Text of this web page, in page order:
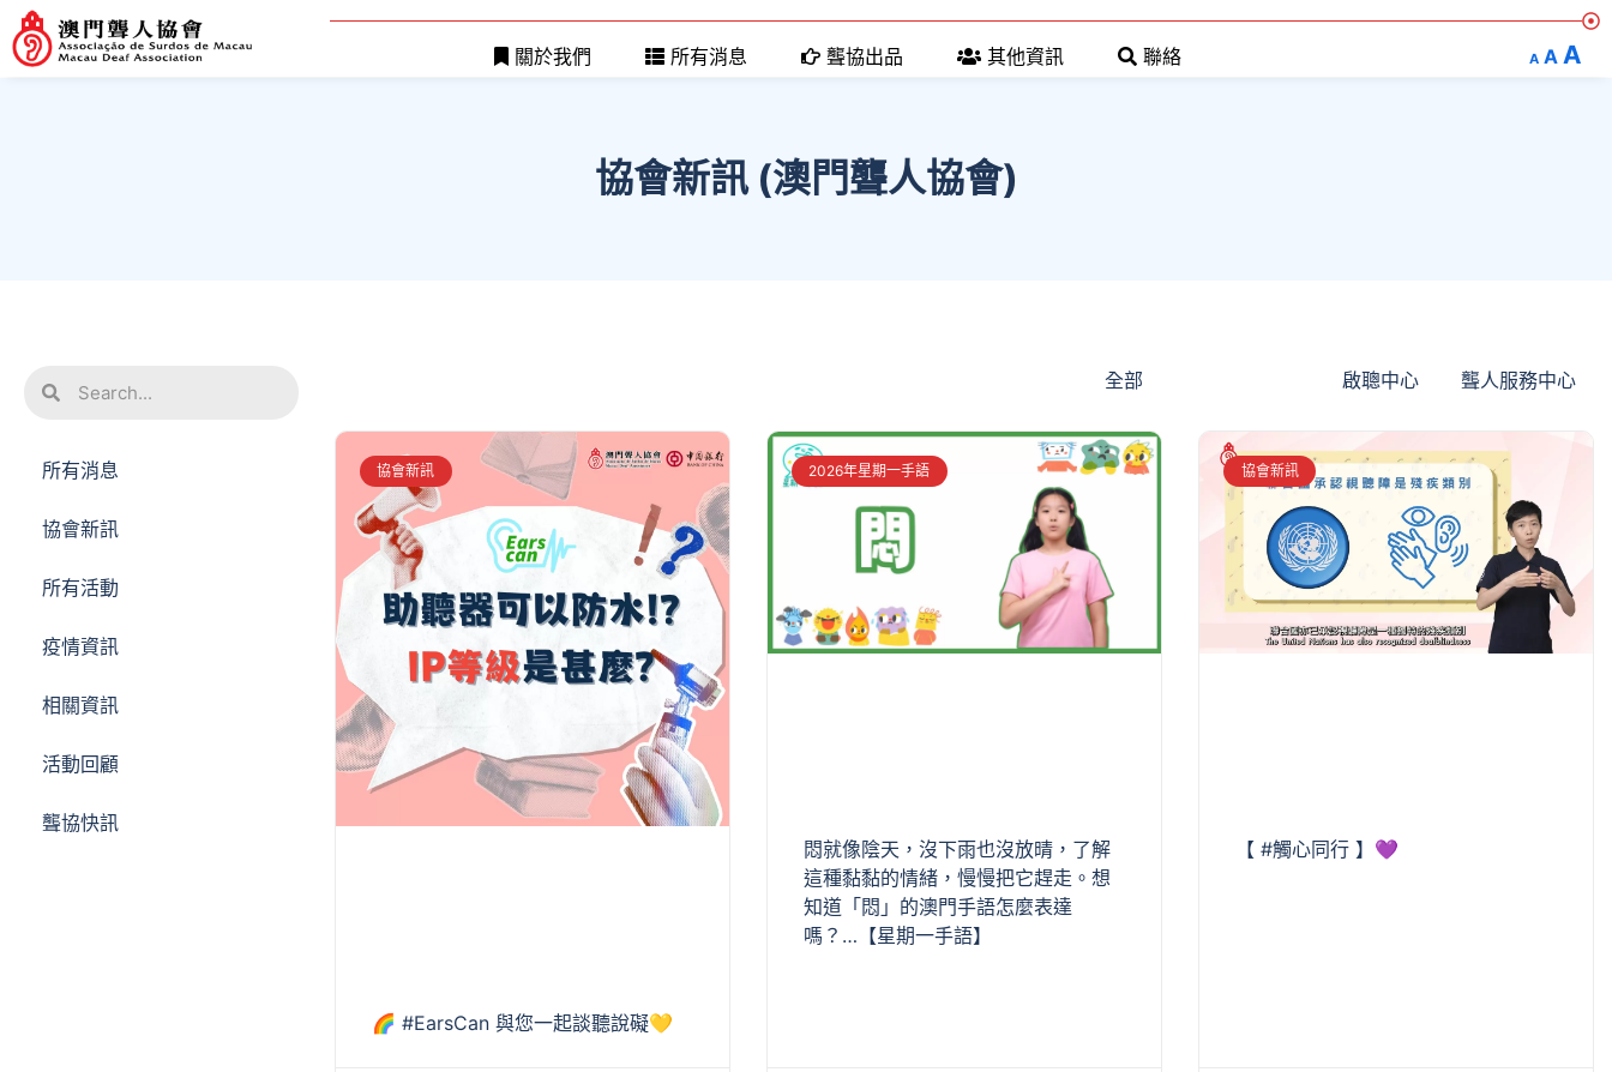
關於我們 所有消息 聾協出品 其他資訊 聯絡 A A A
協會新訊 (澳門聾人協會)
所有消息
協會新訊
所有活動
疫情資訊
相關資訊
活動回顧
聾協快訊
全部 啟聰中心 聾人服務中心
協會新訊
🌈 #EarsCan 與您一起談聽說礙💛
2026年星期一手語
悶就像陰天，沒下雨也沒放晴，了解
這種黏黏的情緒，慢慢把它趕走。想
知道「悶」的澳門手語怎麼表達
嗎？…【星期一手語】
協會新訊
【 #觸心同行 】💜